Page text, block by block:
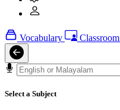
Vocabulary Classroom
Select a Subject